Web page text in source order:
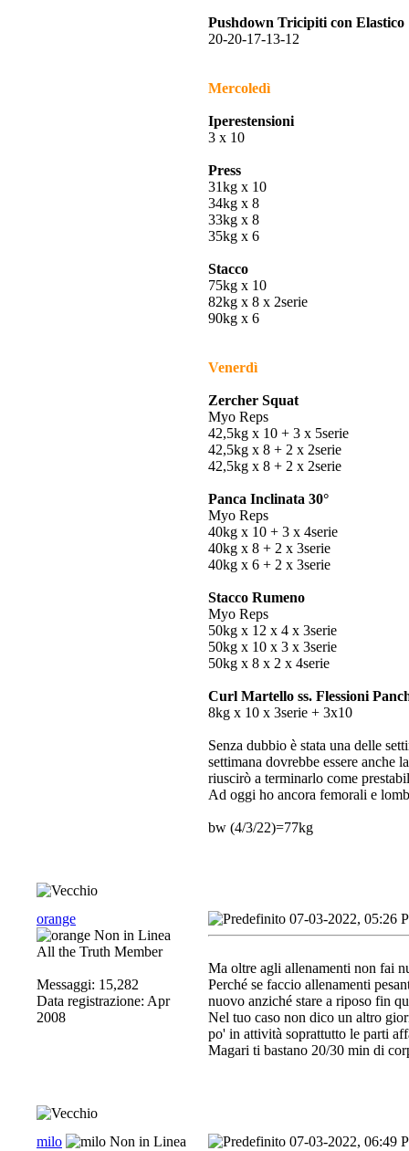
Pushdown Tricipiti con Elastico
20-20-17-13-12
Mercoledì
Iperestensioni
3 x 10
Press
31kg x 10
34kg x 8
33kg x 8
35kg x 6
Stacco
75kg x 10
82kg x 8 x 2serie
90kg x 6
Venerdì
Zercher Squat
Myo Reps
42,5kg x 10 + 3 x 5serie
42,5kg x 8 + 2 x 2serie
42,5kg x 8 + 2 x 2serie
Panca Inclinata 30°
Myo Reps
40kg x 10 + 3 x 4serie
40kg x 8 + 2 x 3serie
40kg x 6 + 2 x 3serie
Stacco Rumeno
Myo Reps
50kg x 12 x 4 x 3serie
50kg x 10 x 3 x 3serie
50kg x 8 x 2 x 4serie
Curl Martello ss. Flessioni
8kg x 10 x 3serie + 3x10
Senza dubbio è stata una delle
settimana dovrebbe essere anche
riuscirò a terminarlo come
Ad oggi ho ancora femorali e
bw (4/3/22)=77kg
orange
All the Truth Member
Messaggi: 15,282
Data registrazione: Apr
2008
07-03-2022, 05:26
Ma oltre agli allenamenti non fai
Perché se faccio allenamenti
nuovo anziché stare a riposo fin
Nel tuo caso non dico un altro
po' in attività soprattutto le parti
Magari ti bastano 20/30 min di
milo
07-03-2022, 06:49